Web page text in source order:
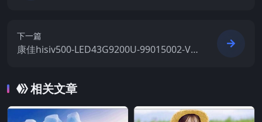
下一篇
康佳hisiv500-LED43G9200U-99015002-V2.
相关文章